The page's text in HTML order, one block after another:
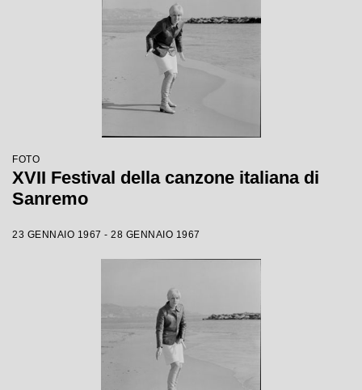
FOTO
XVII Festival della canzone italiana di
Sanremo
23 GENNAIO 1967 - 28 GENNAIO 1967